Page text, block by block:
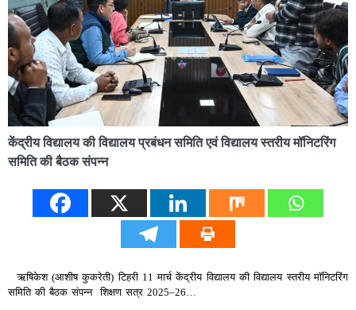
केंद्रीय विद्यालय की विद्यालय प्रबंधन समिति एवं विद्यालय स्तरीय मॉनिटरिंग
समिति की बैठक संपन्न
ऋषिकेश (आशीष कुकरेती) टिहरी 11 मार्च केंद्रीय विद्यालय की विद्यालय स्तरीय मॉनिटरिंग
समिति की बैठक संपन्न शिक्षण सत्र 2025–26…